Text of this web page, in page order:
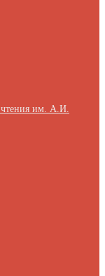
чтения им. А.И.